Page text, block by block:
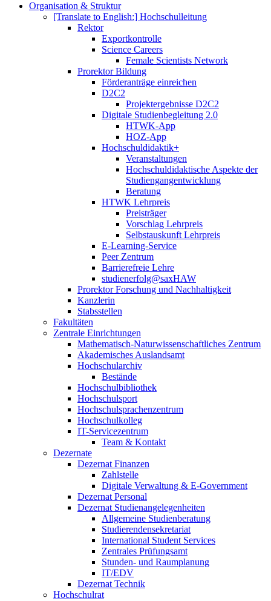
Organisation & Struktur
[Translate to English:] Hochschulleitung
Rektor
Exportkontrolle
Science Careers
Female Scientists Network
Prorektor Bildung
Förderanträge einreichen
D2C2
Projektergebnisse D2C2
Digitale Studienbegleitung 2.0
HTWK-App
HOZ-App
Hochschuldidaktik+
Veranstaltungen
Hochschuldidaktische Aspekte der
Studiengangentwicklung
Beratung
HTWK Lehrpreis
Preisträger
Vorschlag Lehrpreis
Selbstauskunft Lehrpreis
E-Learning-Service
Peer Zentrum
Barrierefreie Lehre
studienerfolg@saxHAW
Prorektor Forschung und Nachhaltigkeit
Kanzlerin
Stabsstellen
Fakultäten
Zentrale Einrichtungen
Mathematisch-Naturwissenschaftliches Zentrum
Akademisches Auslandsamt
Hochschularchiv
Bestände
Hochschulbibliothek
Hochschulsport
Hochschulsprachenzentrum
Hochschulkolleg
IT-Servicezentrum
Team & Kontakt
Dezernate
Dezernat Finanzen
Zahlstelle
Digitale Verwaltung & E-Government
Dezernat Personal
Dezernat Studienangelegenheiten
Allgemeine Studienberatung
Studierendensekretariat
International Student Services
Zentrales Prüfungsamt
Stunden- und Raumplanung
IT/EDV
Dezernat Technik
Hochschulrat